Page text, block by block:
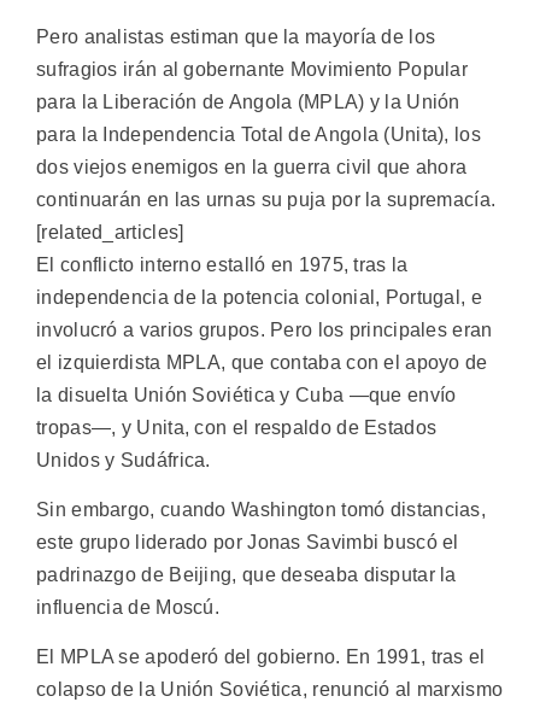
Pero analistas estiman que la mayoría de los
sufragios irán al gobernante Movimiento Popular
para la Liberación de Angola (MPLA) y la Unión
para la Independencia Total de Angola (Unita), los
dos viejos enemigos en la guerra civil que ahora
continuarán en las urnas su puja por la supremacía.
[related_articles]
El conflicto interno estalló en 1975, tras la
independencia de la potencia colonial, Portugal, e
involucró a varios grupos. Pero los principales eran
el izquierdista MPLA, que contaba con el apoyo de
la disuelta Unión Soviética y Cuba —que envío
tropas—, y Unita, con el respaldo de Estados
Unidos y Sudáfrica.
Sin embargo, cuando Washington tomó distancias,
este grupo liderado por Jonas Savimbi buscó el
padrinazgo de Beijing, que deseaba disputar la
influencia de Moscú.
El MPLA se apoderó del gobierno. En 1991, tras el
colapso de la Unión Soviética, renunció al marxismo